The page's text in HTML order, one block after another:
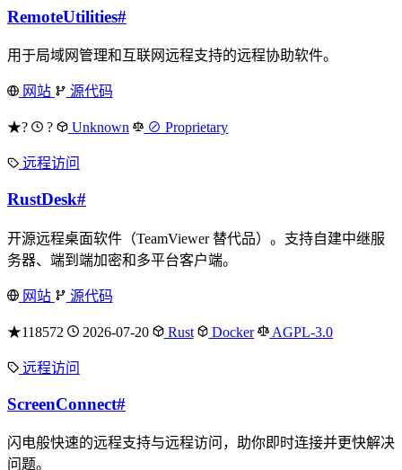
RemoteUtilities#
用于局域网管理和互联网远程支持的远程协助软件。
网站 源代码
★? ? Unknown ⊘ Proprietary
远程访问
RustDesk#
开源远程桌面软件（TeamViewer 替代品）。支持自建中继服
务器、端到端加密和多平台客户端。
网站 源代码
★118572 2026-07-20 Rust Docker AGPL-3.0
远程访问
ScreenConnect#
闪电般快速的远程支持与远程访问，助你即时连接并更快解决
问题。